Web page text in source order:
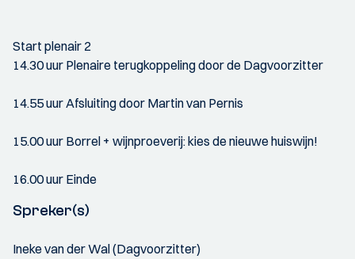
Start plenair 2
14.30 uur Plenaire terugkoppeling door de Dagvoorzitter
14.55 uur Afsluiting door Martin van Pernis
15.00 uur Borrel + wijnproeverij: kies de nieuwe huiswijn!
16.00 uur Einde
Spreker(s)
Ineke van der Wal (Dagvoorzitter)